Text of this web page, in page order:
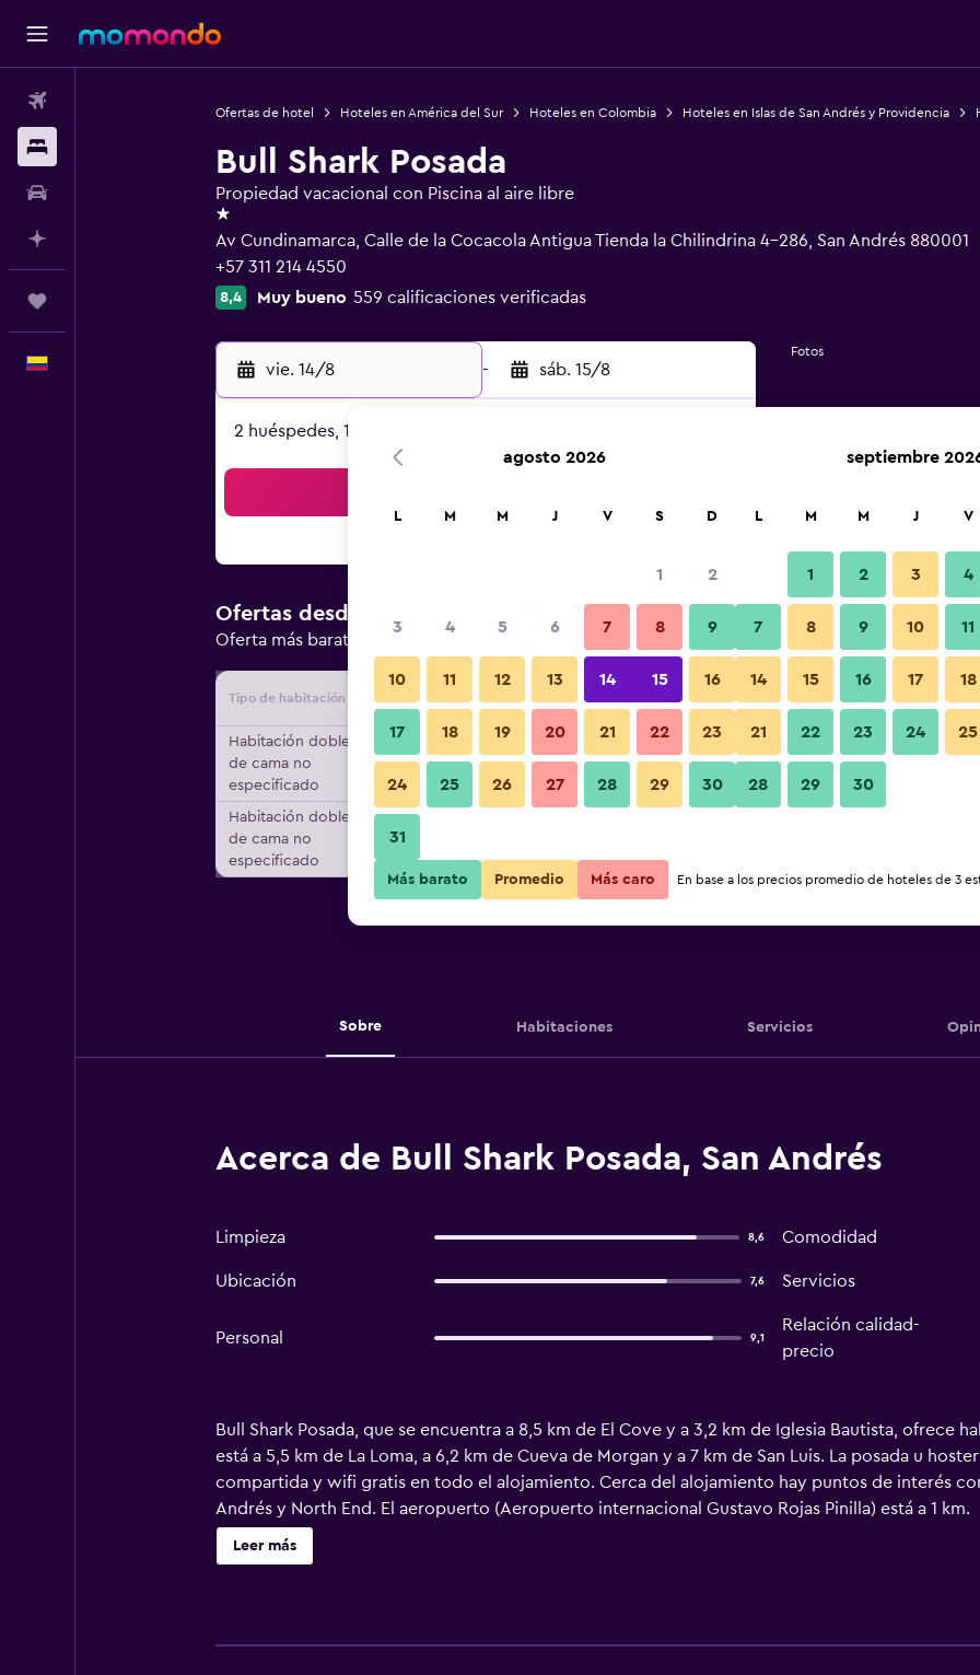
Ofertas de hotel Hoteles en América del Sur Hoteles en Colombia Hoteles en Islas de San Andrés y Providencia
Bull Shark Posada
Propiedad vacacional con Piscina al aire libre
1 estrella
Av Cundinamarca, Calle de la Cocacola Antigua Tienda la Chilindrina 4-286, San Andrés 880001
+57 311 214 4550
8,4 Muy bueno 559 calificaciones verificadas
vie. 14/8 - sáb. 15/8
2 huéspedes, 1 habitación
Ofertas desde
Oferta más barata de precio por noche
Tipo de habitación Proveedor Total noche
Habitación doble, Tipo
de cama no
especificado
$110.413 Ver oferta
Habitación doble, Tipo
de cama no
especificado
Fotos
Sobre Habitaciones Servicios
Acerca de Bull Shark Posada, San Andrés
Limpieza 8,6 Comodidad
Ubicación 7,6 Servicios
Personal 9,1
Relación calidad-
precio
Bull Shark Posada, que se encuentra a 8,5 km de El Cove y a 3,2 km de Iglesia Bautista, ofrece
está a 5,5 km de La Loma, a 6,2 km de Cueva de Morgan y a 7 km de San Luis. La posada u
compartida y wifi gratis en todo el alojamiento. Cerca del alojamiento hay puntos de interés
Andrés y North End. El aeropuerto (Aeropuerto internacional Gustavo Rojas Pinilla) está a 1 km.
Leer más
agosto 2026
L M M J V S D
1 2
3 4 5 6 7 8 9
10 11 12 13 14 15 16
17 18 19 20 21 22 23
24 25 26 27 28 29 30
31
septiembre
L M M J V
1 2 3 4
7 8 9 10 11
14 15 16 17 18
21 22 23 24 25
28 29 30
Más barato Promedio Más caro En base a los precios promedio de hoteles de 3